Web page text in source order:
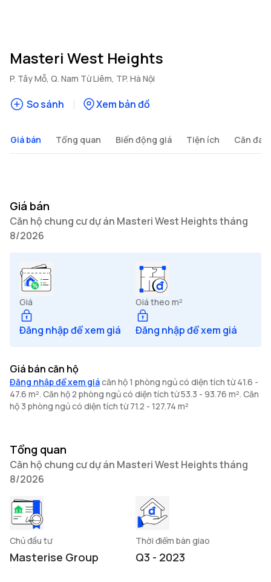
Masteri West Heights
So sánh Xem bản đồ
P. Tây Mỗ, Q. Nam Từ Liêm, TP. Hà Nội
Giá bán Tổng quan Biến động giá Tiện ích Căn
Giá bán
Căn hộ chung cư dự án Masteri West Heights tháng
8/2026
Giá
Đăng nhập để xem giá
Giá theo m²
Đăng nhập để xem giá
Giá bán căn hộ
Đăng nhập để xem giácăn hộ 1 phòng ngủ có diện tích từ 41.6 -
47.6 m². Căn hộ 2 phòng ngủ có diện tích từ 53.3 - 93.76 m². Căn
hộ 3 phòng ngủ có diện tích từ 71.2 - 127.74 m²
Tổng quan
Căn hộ chung cư dự án Masteri West Heights tháng
8/2026
Chủ đầu tư
Masterise Group
Thời điểm bàn giao
Q3 - 2023